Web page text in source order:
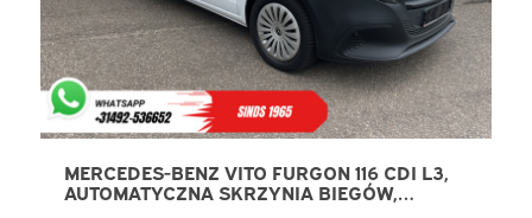
MERCEDES-BENZ VITO FURGON 116 CDI L3,
AUTOMATYCZNA SKRZYNIA BIEGÓW,